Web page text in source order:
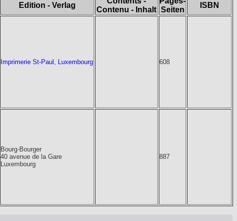
Edition - Verlag
Contenu - Inhalt Seiten
ISBN
Imprimerie St-Paul, Luxembourg 608
Bourg-Bourger
40 avenue de la Gare
Luxembourg
887